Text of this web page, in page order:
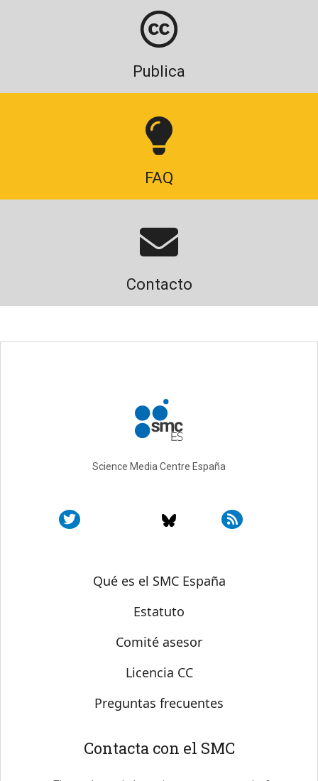
Publica
FAQ
Contacto
Science Media Centre España
Sobre SMC España
Qué es el SMC España
Estatuto
Comité asesor
Licencia CC
Preguntas frecuentes
Contacta con el SMC